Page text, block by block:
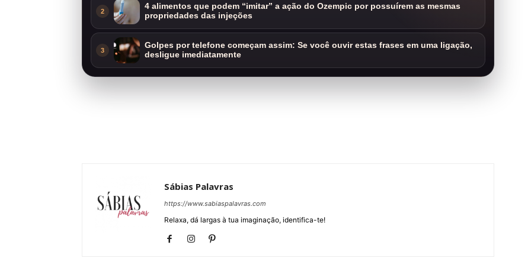
2
4 alimentos que podem “imitar” a ação do Ozempic por possuírem as mesmas
propriedades das injeções
3
Golpes por telefone começam assim: Se você ouvir estas frases em uma ligação,
desligue imediatamente
Sábias Palavras
https://www.sabiaspalavras.com
Relaxa, dá largas à tua imaginação, identifica-te!